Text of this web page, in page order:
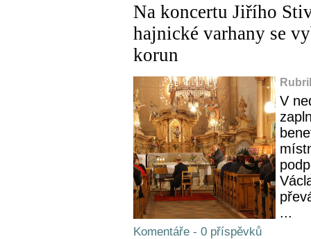
Na koncertu Jiřího
hajnické varhany se
korun
V
...
Komentáře - 0 příspěvků